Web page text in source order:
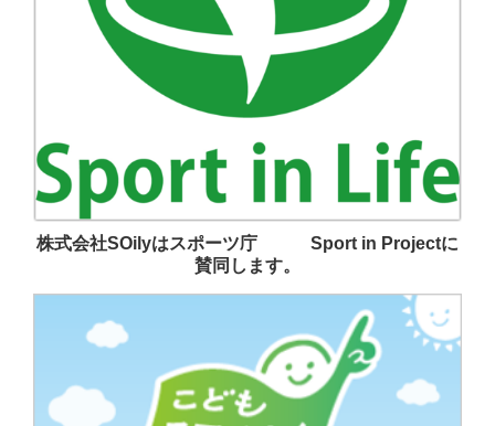
株式会社SOilyはスポーツ庁 Sport in Projectに
賛同します。